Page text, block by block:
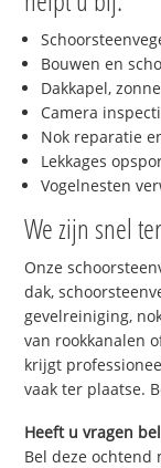
Bouwen en
Dakkapel,
Camera
Nok reparatie
Lekkages
Vogelnesten
We zijn snel
Onze
dak,
gevelreiniging,
van rookkanalen
krijgt
vaak ter plaatse.
Heeft u vragen
Bel deze ochtend